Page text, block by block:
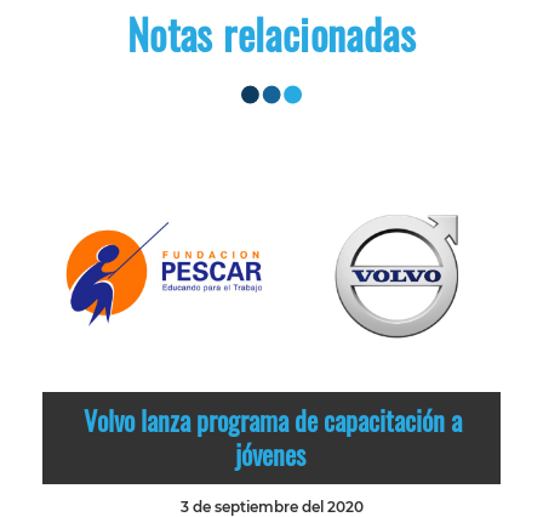
Notas relacionadas
Volvo lanza programa de capacitación a
jóvenes
3 de septiembre del 2020